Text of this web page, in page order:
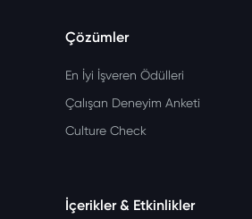
Çözümler
En İyi İşveren Ödülleri
Çalışan Deneyim Anketi
Culture Check
İçerikler & Etkinlikler